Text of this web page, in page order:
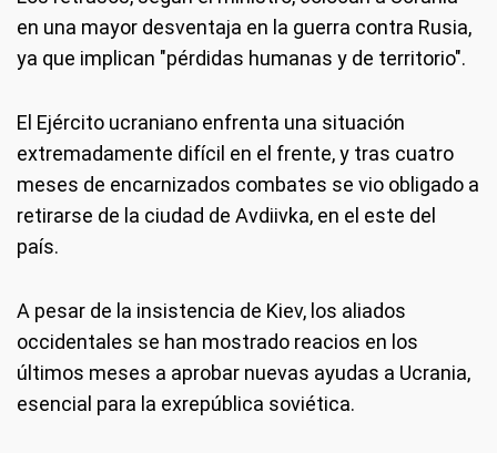
en una mayor desventaja en la guerra contra Rusia,
ya que implican "pérdidas humanas y de territorio".
El Ejército ucraniano enfrenta una situación
extremadamente difícil en el frente, y tras cuatro
meses de encarnizados combates se vio obligado a
retirarse de la ciudad de Avdiivka, en el este del
país.
A pesar de la insistencia de Kiev, los aliados
occidentales se han mostrado reacios en los
últimos meses a aprobar nuevas ayudas a Ucrania,
esencial para la exrepública soviética.